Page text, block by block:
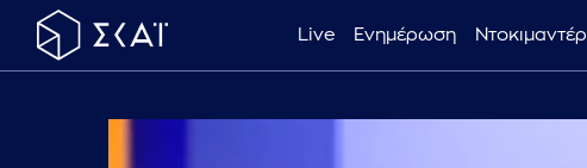
Live Ενημέρωση Ντοκιμαντέρ